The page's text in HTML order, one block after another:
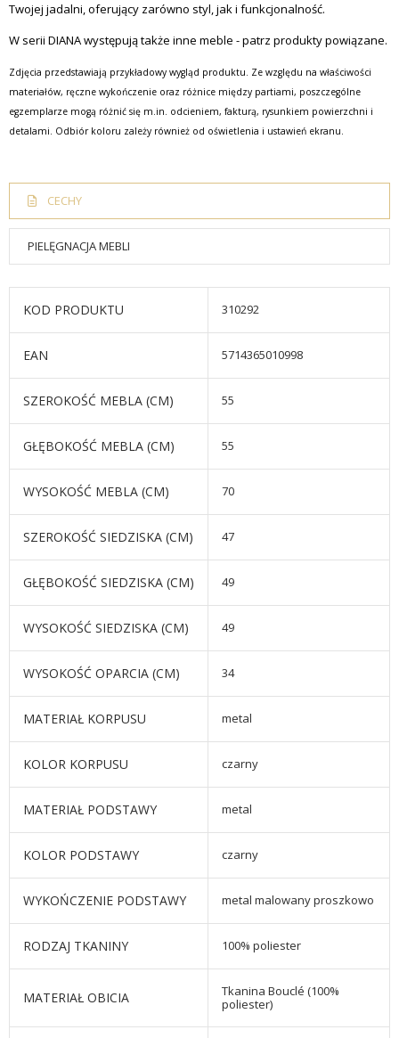
Twojej jadalni, oferujący zarówno styl, jak i funkcjonalność.
W serii DIANA występują także inne meble - patrz produkty powiązane.
Zdjęcia przedstawiają przykładowy wygląd produktu. Ze względu na właściwości
materiałów, ręczne wykończenie oraz różnice między partiami, poszczególne
egzemplarze mogą różnić się m.in. odcieniem, fakturą, rysunkiem powierzchni i
detalami. Odbiór koloru zależy również od oświetlenia i ustawień ekranu.
CECHY
PIELĘGNACJA MEBLI
KOD PRODUKTU 310292
EAN 5714365010998
SZEROKOŚĆ MEBLA (CM) 55
GŁĘBOKOŚĆ MEBLA (CM) 55
WYSOKOŚĆ MEBLA (CM) 70
SZEROKOŚĆ SIEDZISKA (CM) 47
GŁĘBOKOŚĆ SIEDZISKA (CM) 49
WYSOKOŚĆ SIEDZISKA (CM) 49
WYSOKOŚĆ OPARCIA (CM) 34
MATERIAŁ KORPUSU metal
KOLOR KORPUSU czarny
MATERIAŁ PODSTAWY metal
KOLOR PODSTAWY czarny
WYKOŃCZENIE PODSTAWY metal malowany proszkowo
RODZAJ TKANINY 100% poliester
MATERIAŁ OBICIA
Tkanina Bouclé (100%
poliester)